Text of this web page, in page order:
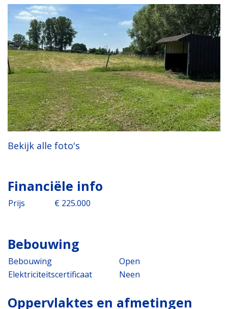
Bekijk alle foto's
Financiële info
Prijs € 225.000
Bebouwing
Bebouwing
Open
Elektriciteitscertificaat
Neen
Oppervlaktes en afmetingen